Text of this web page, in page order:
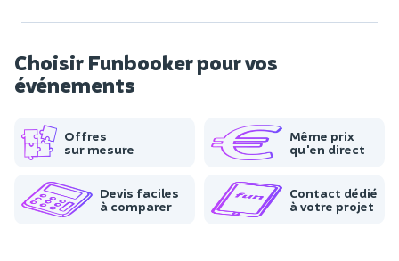
Choisir Funbooker pour vos
événements
Offres
sur mesure
Même prix
qu'en direct
Devis faciles
à comparer
Contact dédié
à votre projet